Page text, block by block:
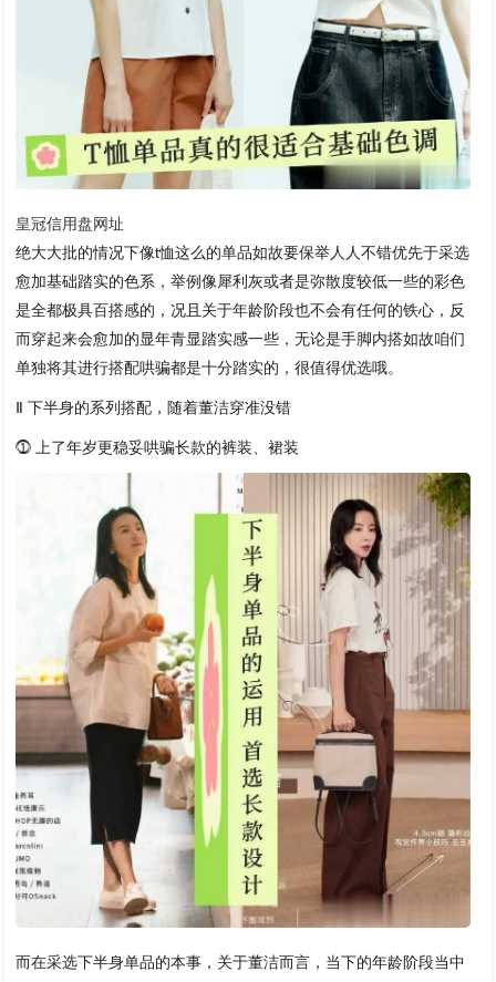
皇冠信用盘网址
绝大大批的情况下像t恤这么的单品如故要保举人人不错优先于采选
愈加基础踏实的色系，举例像犀利灰或者是弥散度较低一些的彩色
是全都极具百搭感的，况且关于年龄阶段也不会有任何的铁心，反
而穿起来会愈加的显年青显踏实感一些，无论是手脚内搭如故咱们
单独将其进行搭配哄骗都是十分踏实的，很值得优选哦。
Ⅱ 下半身的系列搭配，随着董洁穿准没错
⓵ 上了年岁更稳妥哄骗长款的裤装、裙装
而在采选下半身单品的本事，关于董洁而言，当下的年龄阶段当中